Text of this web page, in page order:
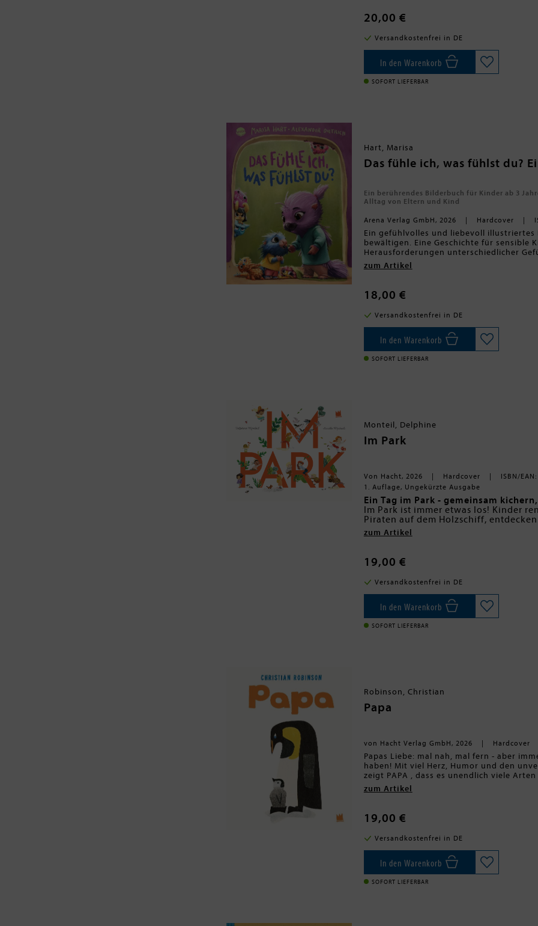
Missgunst und Streit. Doch dann
Worten und kleinen Gesten bringt es die
großes Leuchten.
Die Dunkelheit weicht, und das Gute
20,00 €
Versandkostenfrei in DE
In den Warenkorb
SOFORT LIEFERBAR
Hart, Marisa
Das fühle ich, was fühlst du?
Ein berührendes Bilderbuch für Kinder ab 3
Alltag von Eltern und Kind
Arena Verlag GmbH, 2026 Hardcover
Ein gefühlvolles und liebevoll illustriertes Bilderbuch zum Vorlesen zum Thema Gefühle
bewältigen. Eine Geschichte für sensible Kinder und Eltern und alle, die mit den
Herausforderungen unterschiedlicher Gefühle im Alltag zu tun haben. Stachelschwein Stoffel
liebt seine Mama. Doch jede Woche
anziehen und in den Kindergarten oder
Stoffel würde am liebsten den ganzen
Doch die kleinen Monster Kratzilla,
das Zeitfresserchen, machen ihm den
würde verstehen, wie es sich anfühlt,
Zum Glück sieht Mama, wer da sein
Stoffel den kleinen Gefühlsstörenfrieden
zum Artikel
18,00 €
Versandkostenfrei in DE
In den Warenkorb
SOFORT LIEFERBAR
Monteil, Delphine
Im Park
Von Hacht, 2026 Hardcover ISBN/
1. Auflage, Ungekürzte Ausgabe
Ein Tag im Park - gemeinsam
Im Park ist immer etwas los! Kinder
Piraten auf dem Holzschiff,
flechten Haare, bauen Sandburgen
gestritten, getröstet, geholfen und
Tages im Park und laden zum
bezauberndes Bilderbuch über
Kindern.
zum Artikel
19,00 €
Versandkostenfrei in DE
In den Warenkorb
SOFORT LIEFERBAR
Robinson, Christian
Papa
von Hacht Verlag GmbH, 2026 Hardcover
Papas Liebe: mal nah, mal fern - aber immer da! Ein Buch für alle Papas - und für
haben! Mit viel Herz, Humor und den
zeigt PAPA , dass es unendlich viele Arten gibt, Vater zu sein: stark oder zärtlich, still oder
ausgelassen, immer präsent oder
Liebe, Geduld - und auch ihre kleinen
zum Vorlesen, Verschenken und Immer-
zum Artikel
19,00 €
Versandkostenfrei in DE
In den Warenkorb
SOFORT LIEFERBAR